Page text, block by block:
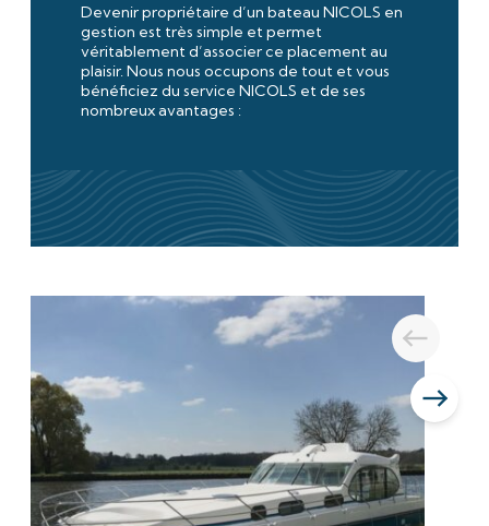
Devenir propriétaire d’un bateau NICOLS en
gestion est très simple et permet
véritablement d’associer ce placement au
plaisir. Nous nous occupons de tout et vous
bénéficiez du service NICOLS et de ses
nombreux avantages :